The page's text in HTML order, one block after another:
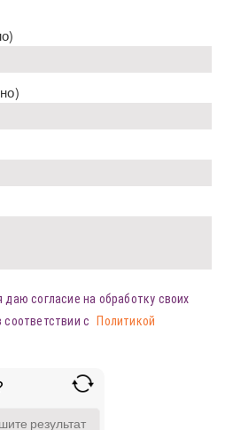
даю согласие на обработку своих
с
Политикой